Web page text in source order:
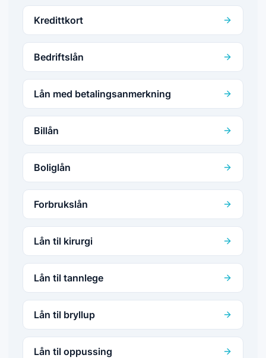
Kredittkort
Bedriftslån
Lån med betalingsanmerkning
Billån
Boliglån
Forbrukslån
Lån til kirurgi
Lån til tannlege
Lån til bryllup
Lån til oppussing